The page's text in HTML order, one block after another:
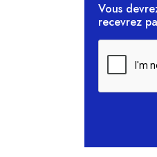
Vous
recevrez